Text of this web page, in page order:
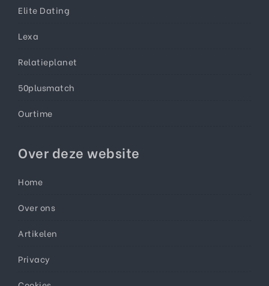
Elite Dating
Lexa
Relatieplanet
50plusmatch
Ourtime
Over deze website
Home
Over ons
Artikelen
Privacy